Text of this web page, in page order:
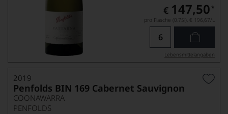
€ 147,50 *
pro Flasche (0.75l), € 196,67/L
Lebensmittel­angaben
2019
Penfolds BIN 169 Cabernet Sauvignon
COONAWARRA
PENFOLDS